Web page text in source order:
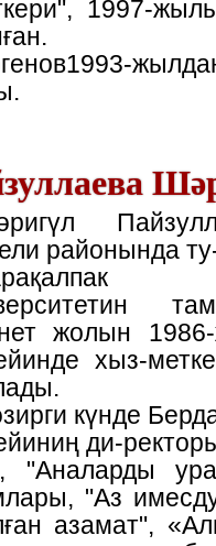
1997-
районында
жолын
хыз-
ди-
"Аз
азамат",